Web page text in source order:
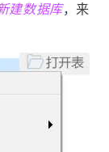
建数据库，来